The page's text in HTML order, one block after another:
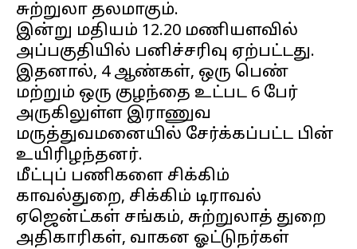
சுற்றுலா தலமாகும்.
இன்று மதியம் 12.20 மணியளவில்
அப்பகுதியில் பனிச்சரிவு ஏற்பட்டது.
இதனால், 4 ஆண்கள், ஒரு பெண்
மற்றும் ஒரு குழந்தை உட்பட 6 பேர்
அருகிலுள்ள இராணுவ
மருத்துவமனையில் சேர்க்கப்பட்ட பின்
உயிரிழந்தனர்.
மீட்புப் பணிகளை சிக்கிம்
காவல்துறை, சிக்கிம் டிராவல்
ஏஜென்ட்கள் சங்கம், சுற்றுலாத் துறை
அதிகாரிகள், வாகன ஓட்டுநர்கள்